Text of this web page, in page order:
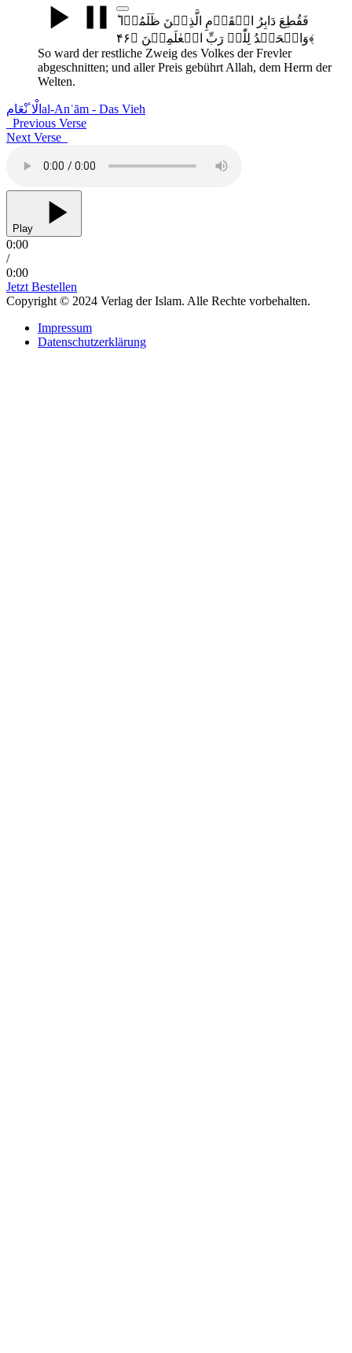
فَقُطِعَ دَابِرُ الۡقَوۡمِ الَّذِیۡنَ ظَلَمُوۡا ؕ
وَالۡحَمۡدُ لِلّٰہِ رَبِّ الۡعٰلَمِیۡنَ ﴿۴۶﴾
So ward der restliche Zweig des Volkes der Frevler
abgeschnitten; und aller Preis gebührt Allah, dem Herrn der
Welten.
الْاٴنْعَام al-Anʿām - Das Vieh
Previous Verse
Next Verse
Play
0:00
/
0:00
Jetzt Bestellen
Copyright © 2024 Verlag der Islam. Alle Rechte vorbehalten.
Impressum
Datenschutzerklärung